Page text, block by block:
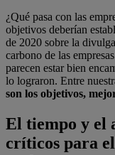
¿Qué pasa con las
objetivos deberían
de 2020 sobre la
carbono de las
parecen estar bien
lo lograron. Entre
son los objetivos,
El tiempo y el
críticos para